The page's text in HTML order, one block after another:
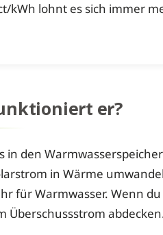
kWh lohnt es sich immer
er?
in den
in Wärme
für Warmwasser. Wenn du
Überschussstrom